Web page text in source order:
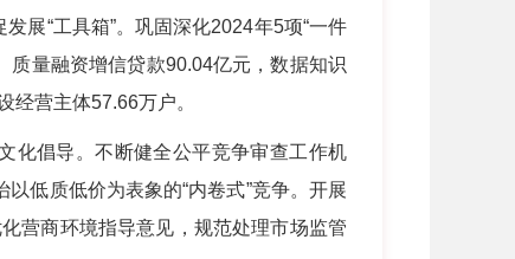
“工具箱”。巩固深化2024年5项“一件
质量融资增信贷款90.04亿元，数据知识
营主体57.66万户。
化倡导。不断健全公平竞争审查工作机
低质低价为表象的“内卷式”竞争。开展
营商环境指导意见，规范处理市场监管